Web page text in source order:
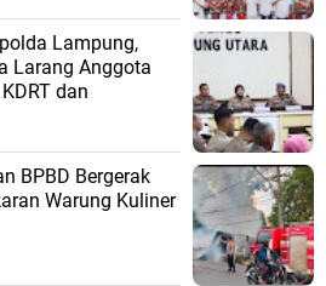
Lampung,
Larang Anggota
dan
BPBD Bergerak
Warung Kuliner